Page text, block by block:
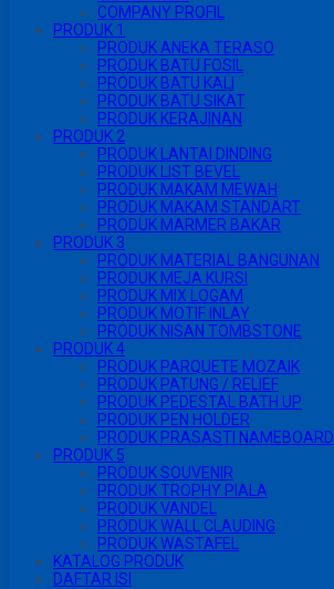
COMPANY PROFIL
PRODUK 1
PRODUK ANEKA TERASO
PRODUK BATU FOSIL
PRODUK BATU KALI
PRODUK BATU SIKAT
PRODUK KERAJINAN
PRODUK 2
PRODUK LANTAI DINDING
PRODUK LIST BEVEL
PRODUK MAKAM MEWAH
PRODUK MAKAM STANDART
PRODUK MARMER BAKAR
PRODUK 3
PRODUK MATERIAL BANGUNAN
PRODUK MEJA KURSI
PRODUK MIX LOGAM
PRODUK MOTIF INLAY
PRODUK NISAN TOMBSTONE
PRODUK 4
PRODUK PARQUETE MOZAIK
PRODUK PATUNG / RELIEF
PRODUK PEDESTAL BATH UP
PRODUK PEN HOLDER
PRODUK PRASASTI NAMEBOARD
PRODUK 5
PRODUK SOUVENIR
PRODUK TROPHY PIALA
PRODUK VANDEL
PRODUK WALL CLAUDING
PRODUK WASTAFEL
KATALOG PRODUK
DAFTAR ISI